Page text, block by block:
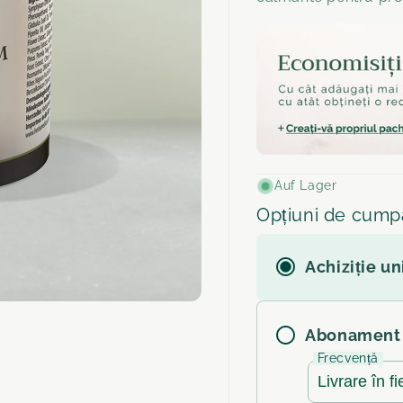
Auf Lager
Opțiuni de
Achiziție
Abonament
Frecvență